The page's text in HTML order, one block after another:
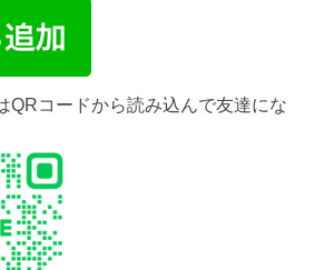
QRコードから読み込んで友達にな